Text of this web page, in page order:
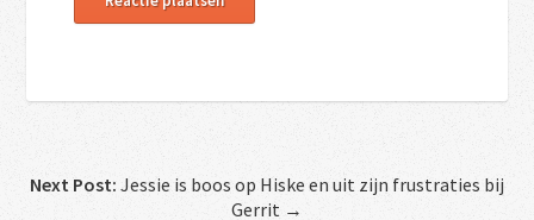
Next Post: Jessie is boos op Hiske en uit zijn frustraties bij
Gerrit →